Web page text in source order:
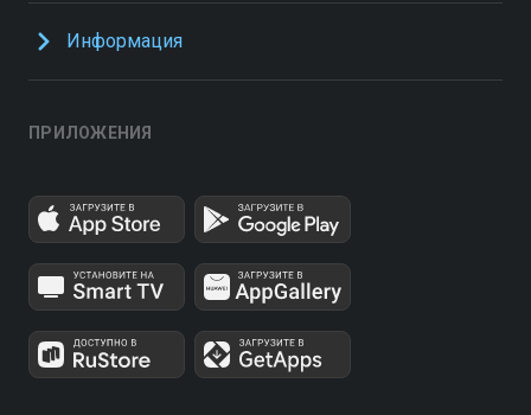
Информация
ПРИЛОЖЕНИЯ